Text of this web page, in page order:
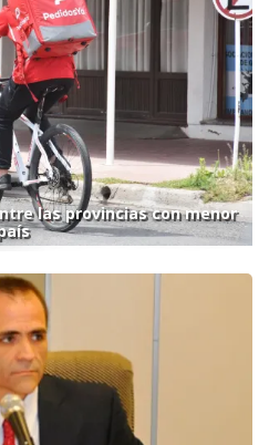
las provincias con menor